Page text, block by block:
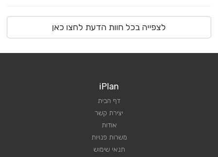
לצפייה בכל חוות הדעת לחצו כאן
iPlan
דף הבית
יצירת קשר
אודות
משרות פנויות
תנאי שימוש